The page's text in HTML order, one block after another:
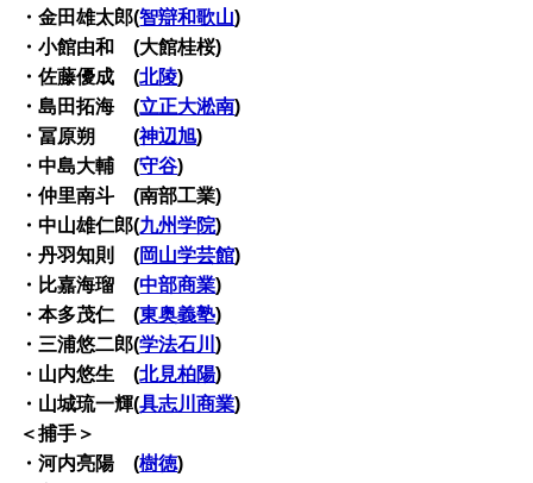
・金田雄太郎(智辯和歌山)
・小館由和 (大館桂桜)
・佐藤優成 (北陵)
・島田拓海 (立正大淞南)
・冨原朔 (神辺旭)
・中島大輔 (守谷)
・仲里南斗 (南部工業)
・中山雄仁郎(九州学院)
・丹羽知則 (岡山学芸館)
・比嘉海瑠 (中部商業)
・本多茂仁 (東奥義塾)
・三浦悠二郎(学法石川)
・山内悠生 (北見柏陽)
・山城琉一輝(具志川商業)
＜捕手＞
・河内亮陽 (樹徳)